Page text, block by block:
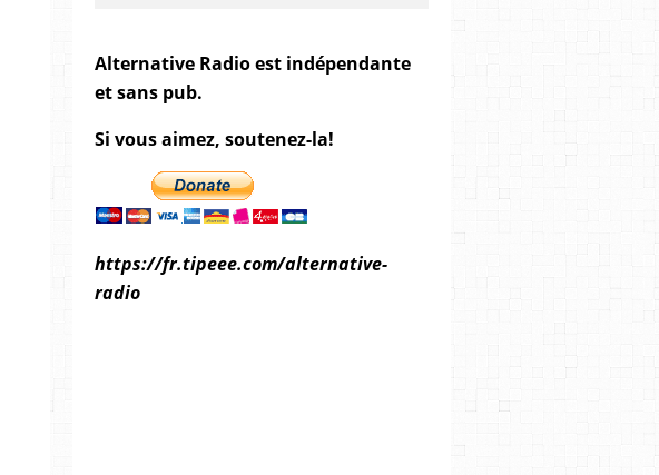
Alternative Radio est indépendante
et sans pub.
Si vous aimez, soutenez-la!
https://fr.tipeee.com/alternative-
radio